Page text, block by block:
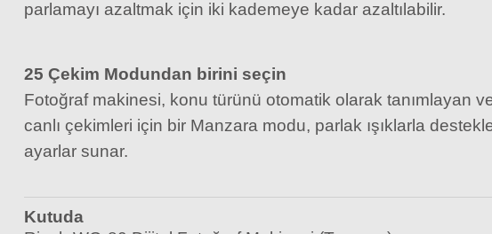
SanDisk 128GB Extreme PRO UHS-II SDXC V90 – 300MB/s Profesyonel Hafıza
parlamayı azaltmak için iki kademeye kadar azaltılabilir.
25 Çekim Modundan birini seçin
Fotoğraf makinesi, konu türünü otomatik olarak tanımlayan
canlı çekimleri için bir Manzara modu, parlak ışıklarla
ayarlar sunar.
Kutuda